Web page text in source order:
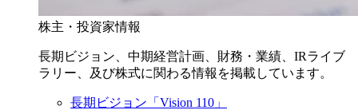
株主・投資家情報
長期ビジョン、中期経営計画、財務・業績、IRライブ
ラリー、及び株式に関わる情報を掲載しています。
長期ビジョン「Vision 110」